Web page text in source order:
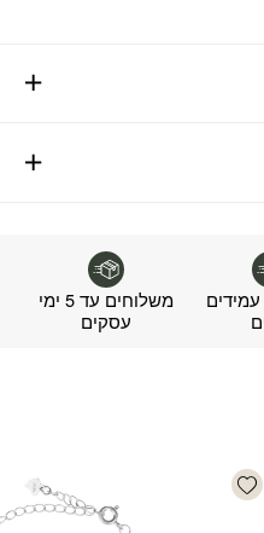
משלוחים עד 5 ימי
עסקים
Add wishlist